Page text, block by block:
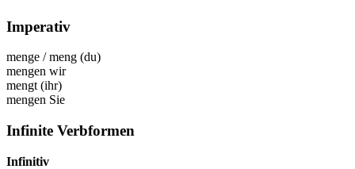
Imperativ
menge /meng (du)
mengen wir
mengt (ihr)
mengen Sie
Infinite Verbformen
Infinitiv